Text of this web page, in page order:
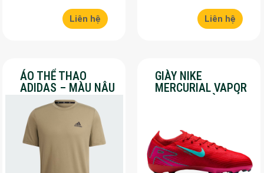
Liên hệ Liên hệ
ÁO THỂ THAO
ADIDAS – MÀU NÂU
– SALE 30%
GIÀY NIKE
MERCURIAL VAPOR
16 PRO – MÀU ĐỎ –